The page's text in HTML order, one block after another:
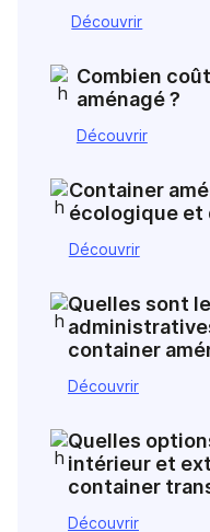
Découvrir
Combien
aménagé ?
Découvrir
Container
écologique et
Découvrir
Quelles sont
container
Découvrir
Quelles
intérieur et
container
Découvrir